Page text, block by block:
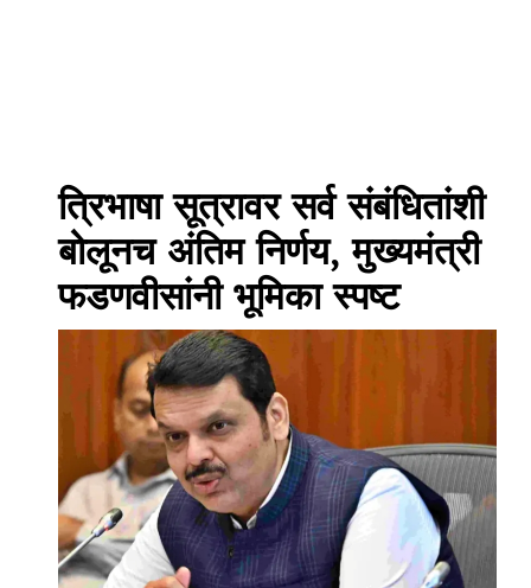
त्रिभाषा सूत्रावर सर्व संबंधितांशी
बोलूनच अंतिम निर्णय, मुख्यमंत्री
फडणवीसांनी भूमिका स्पष्ट